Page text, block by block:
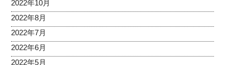
2022年10月
2022年8月
2022年7月
2022年6月
2022年5月